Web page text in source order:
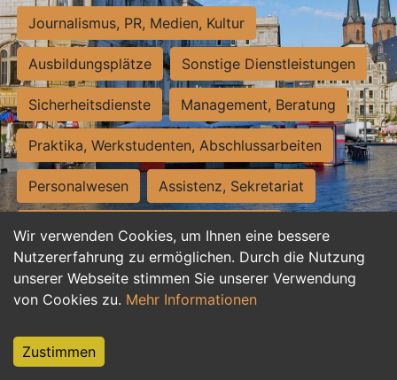
Wir verwenden Cookies, um Ihnen eine bessere
Nutzererfahrung zu ermöglichen. Durch die Nutzung
unserer Webseite stimmen Sie unserer Verwendung
von Cookies zu. Mehr Informationen
Zustimmen
Journalismus, PR, Medien, Kultur
Ausbildungsplätze Sonstige Dienstleistungen
Sicherheitsdienste Management, Beratung
Praktika, Werkstudenten, Abschlussarbeiten
Personalwesen Assistenz, Sekretariat
Hilfskräfte, Aushilfs- und Nebenjobs
Einkauf, Logistik, Materialwirtschaft
Weiterbildung, Studium, duale Ausbildung
Tourismus